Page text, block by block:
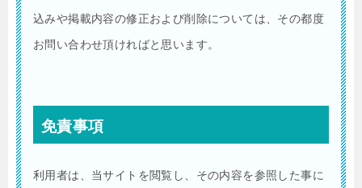
込みや掲載内容の修正および削除については、その都度
お問い合わせ頂ければと思います。
免責事項
利用者は、当サイトを閲覧し、その内容を参照した事に